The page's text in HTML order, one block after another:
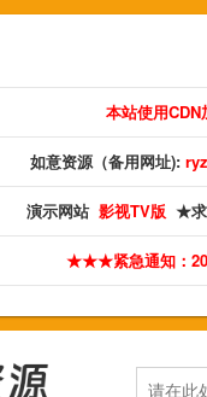
本站使用CDN
如意资源（备用网址):
演示网站 影视TV版 ★
★★★紧急通知：